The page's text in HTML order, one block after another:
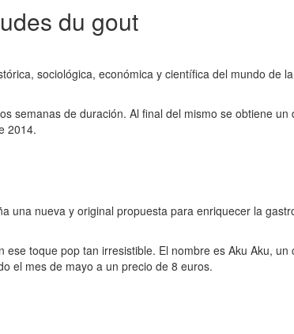
du gout
sociológica, económica y científica del mundo de
semanas de duración. Al final del mismo se obtiene
2014.
una nueva y original propuesta para enriquecer la
toque pop tan irresistible. El nombre es Aku Aku,
el mes de mayo a un precio de 8 euros.